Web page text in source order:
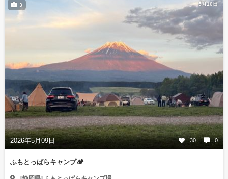
5月10日
2026年5月09日 30 0
3
ふもとっぱらキャンプ🏕️